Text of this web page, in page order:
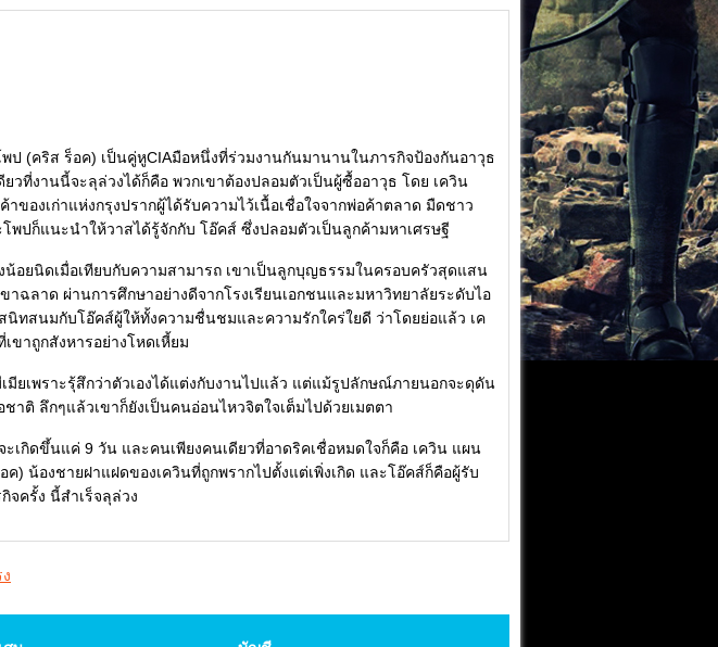
ป (คริส ร็อค) เป็นคู่หูCIAมือหนึ่งที่ร่วมงานกันมานานในภารกิจป้องกันอาวุธ
วที่งานนี้จะลุล่วงได้ก็คือ พวกเขาต้องปลอมตัวเป็นผู้ซื้ออาวุธ โดย เควิน
ของเก่าแห่งกรุงปรากผู้ได้รับความไว้เนื้อเชื่อใจจากพ่อค้าตลาด มืดชาว
พปก็แนะนำให้วาสได้รู้จักกับ โอ๊คส์ ซึ่งปลอมตัวเป็นลูกค้ามหาเศรษฐี
น้อยนิดเมื่อเทียบกับความสามารถ เขาเป็นลูกบุญธรรมในครอบครัวสุดแสน
ฉลาด ผ่านการศึกษาอย่างดีจากโรงเรียนเอกชนและมหาวิทยาลัยระดับไอ
นิทสนมกับโอ๊คส์ผู้ให้ทั้งความชื่นชมและความรักใคร่ใยดี ว่าโดยย่อแล้ว เค
ขาถูกสังหารอย่างโหดเหี้ยม
มียเพราะรุ้สึกว่าตัวเองได้แต่งกับงานไปแล้ว แต่แม้รูปลักษณ์ภายนอกจะดุดัน
าติ ลึกๆแล้วเขาก็ยังเป็นคนอ่อนไหวจิตใจเต็มไปด้วยเมตตา
เกิดขึ้นแค่ 9 วัน และคนเพียงคนเดียวที่อาดริคเชื่อหมดใจก็คือ เควิน แผน
ค) น้องชายฝาแฝดของเควินที่ถูกพรากไปตั้งแต่เพิ่งเกิด และโอ๊คส์ก็คือผู้รับ
จครั้ง นี้สำเร็จลุล่วง